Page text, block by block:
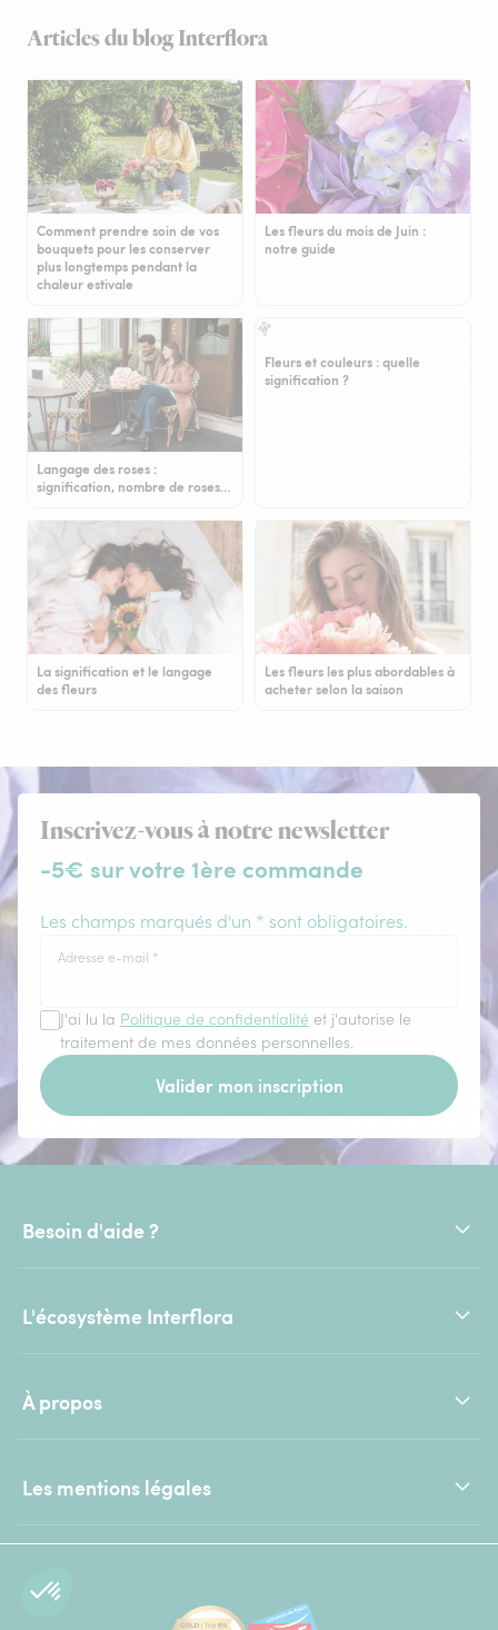
Articles du blog Interflora
Comment prendre soin de vos
bouquets pour les conserver
plus longtemps pendant la
chaleur estivale
Les fleurs du mois de Juin :
notre guide
Langage des roses :
signification, nombre de roses…
Fleurs et couleurs : quelle
signification ?
La signification et le langage
des fleurs
Les fleurs les plus abordables à
acheter selon la saison
Inscrivez-vous à notre newsletter
-5€ sur votre 1ère commande
Les champs marqués d'un * sont obligatoires.
Adresse e-mail *
J'ai lu la Politique de confidentialité et j'autorise le
traitement de mes données personnelles.
Valider mon inscription
Besoin d'aide ?
L'écosystème Interflora
À propos
Les mentions légales